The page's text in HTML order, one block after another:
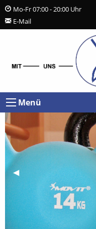
Mo-Fr 07:00 - 20:00 Uhr
praxis@physio-vital-berlin.de
Menü
Voriges Bild
◀︎